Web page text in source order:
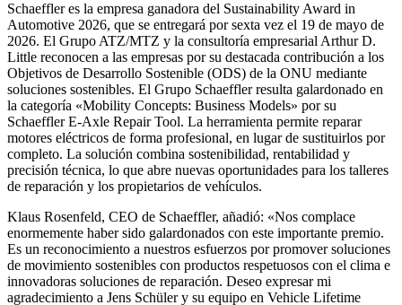
Schaeffler es la empresa ganadora del Sustainability Award in
Automotive 2026, que se entregará por sexta vez el 19 de mayo de
2026. El Grupo ATZ/MTZ y la consultoría empresarial Arthur D.
Little reconocen a las empresas por su destacada contribución a los
Objetivos de Desarrollo Sostenible (ODS) de la ONU mediante
soluciones sostenibles. El Grupo Schaeffler resulta galardonado en
la categoría «Mobility Concepts: Business Models» por su
Schaeffler E-Axle Repair Tool. La herramienta permite reparar
motores eléctricos de forma profesional, en lugar de sustituirlos por
completo. La solución combina sostenibilidad, rentabilidad y
precisión técnica, lo que abre nuevas oportunidades para los talleres
de reparación y los propietarios de vehículos.
Klaus Rosenfeld, CEO de Schaeffler, añadió: «Nos complace
enormemente haber sido galardonados con este importante premio.
Es un reconocimiento a nuestros esfuerzos por promover soluciones
de movimiento sostenibles con productos respetuosos con el clima e
innovadoras soluciones de reparación. Deseo expresar mi
agradecimiento a Jens Schüler y su equipo en Vehicle Lifetime